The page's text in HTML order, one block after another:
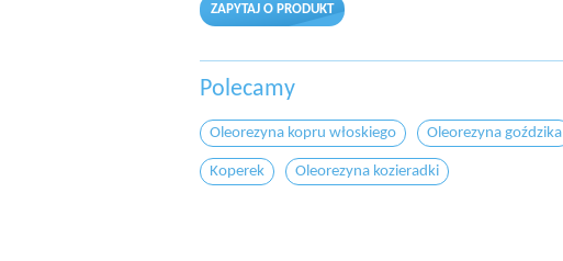
ZAPYTAJ O PRODUKT
Polecamy
Oleorezyna kopru włoskiego Oleorezyna goździka
Koperek Oleorezyna kozieradki